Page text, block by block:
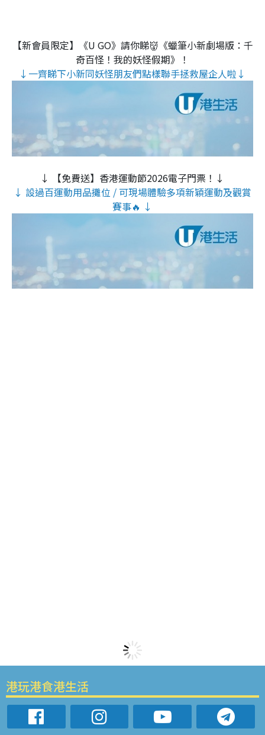
【新會員限定】《U GO》請你睇👹《蠟筆小新劇場版：千
奇百怪！我的妖怪假期》！
↓一齊睇下小新同妖怪朋友們點樣聯手拯救屋企人啦↓
↓ 【免費送】香港運動節2026電子門票！↓
↓ 設過百運動用品攤位 / 可現場體驗多項新穎運動及觀賞
賽事🔥 ↓
港玩港食港生活